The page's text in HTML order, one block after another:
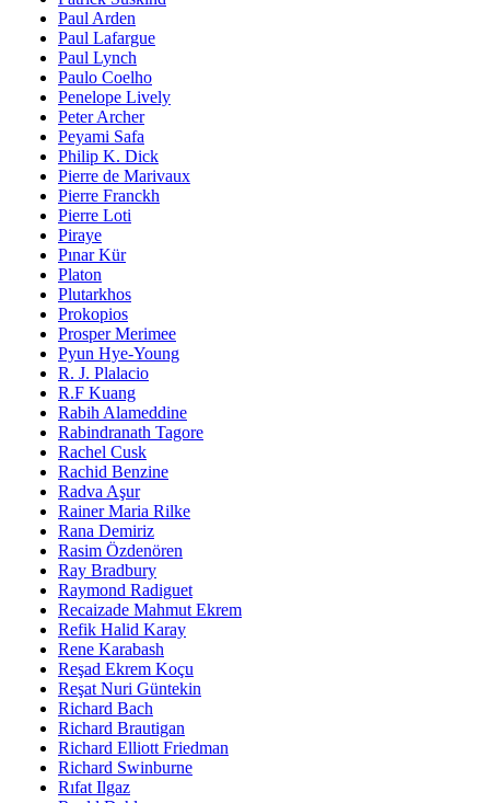
Paul Arden
Paul Lafargue
Paul Lynch
Paulo Coelho
Penelope Lively
Peter Archer
Peyami Safa
Philip K. Dick
Pierre de Marivaux
Pierre Franckh
Pierre Loti
Piraye
Pınar Kür
Platon
Plutarkhos
Prokopios
Prosper Merimee
Pyun Hye-Young
R. J. Plalacio
R.F Kuang
Rabih Alameddine
Rabindranath Tagore
Rachel Cusk
Rachid Benzine
Radva Aşur
Rainer Maria Rilke
Rana Demiriz
Rasim Özdenören
Ray Bradbury
Raymond Radiguet
Recaizade Mahmut Ekrem
Refik Halid Karay
Rene Karabash
Reşad Ekrem Koçu
Reşat Nuri Güntekin
Richard Bach
Richard Brautigan
Richard Elliott Friedman
Richard Swinburne
Rıfat Ilgaz